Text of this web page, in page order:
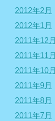
2012年2月
2012年1月
2011年12月
2011年11月
2011年10月
2011年9月
2011年8月
2011年7月